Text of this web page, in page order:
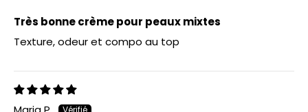
Très bonne crème pour peaux mixtes
Texture, odeur et compo au top